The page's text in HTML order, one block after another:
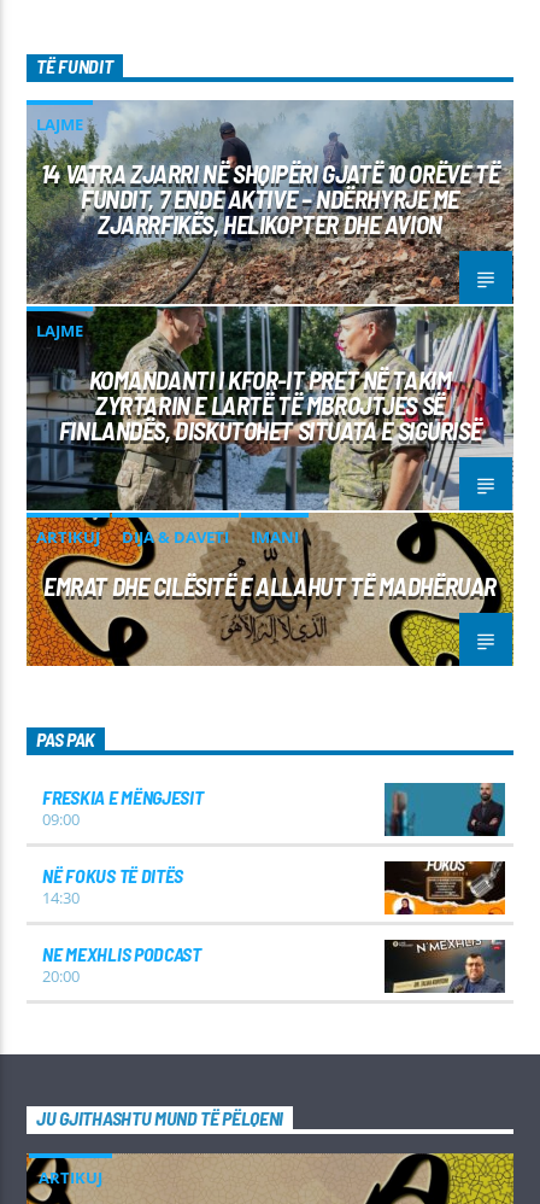
TË FUNDIT
LAJME
14 VATRA ZJARRI NË SHQIPËRI GJATË 10 ORËVE TË
FUNDIT, 7 ENDE AKTIVE – NDËRHYRJE ME
ZJARRFIKËS, HELIKOPTER DHE AVION
LAJME
KOMANDANTI I KFOR-IT PRET NË TAKIM
ZYRTARIN E LARTË TË MBROJTJES SË
FINLANDËS, DISKUTOHET SITUATA E SIGURISË
ARTIKUJ DIJA & DAVETI IMANI
EMRAT DHE CILËSITË E ALLAHUT TË MADHËRUAR
PAS PAK
FRESKIA E MËNGJESIT
09:00
NË FOKUS TË DITËS
14:30
NE MEXHLIS PODCAST
20:00
JU GJITHASHTU MUND TË PËLQENI
ARTIKUJ